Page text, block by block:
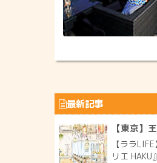
最新記事
【東京】
【ララ
リエ